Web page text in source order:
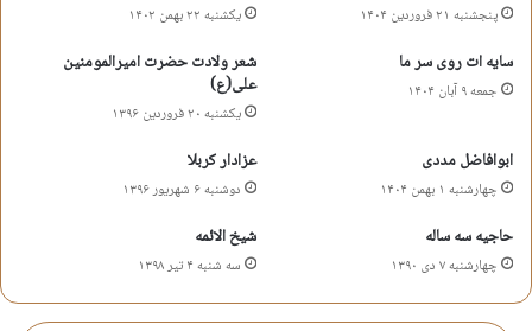
پنجشنبه ۲۱ فروردین ۱۴۰۴ یکشنبه ۲۲ بهمن ۱۴۰۲
سایه ات روی سر ما
جمعه ۹ آبان ۱۴۰۴
شعر ولادت حضرت امیرالمومنین
علی(ع)
یکشنبه ۲۰ فروردین ۱۳۹۶
ابوافاضل مددی
چهارشنبه ۱ بهمن ۱۴۰۴
عزادار کربلا
دوشنبه ۶ شهریور ۱۳۹۶
حاجیه سه ساله
چهارشنبه ۷ دی ۱۳۹۰
شیخ الائمه
سه شنبه ۴ تیر ۱۳۹۸